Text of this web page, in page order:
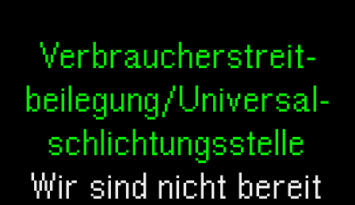
Verbraucher­streit­
beilegung/Universal­
schlichtungs­stelle
Wir sind nicht bereit